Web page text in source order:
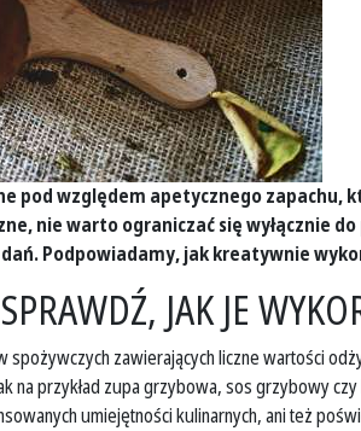
pod względem apetycznego
nie warto ograniczać się wyłącznie
Podpowiadamy, jak kreatywnie
JAK JE
zawierających liczne wartości
na przykład zupa grzybowa, sos grzybowy
umiejętności kulinarnych, ani też